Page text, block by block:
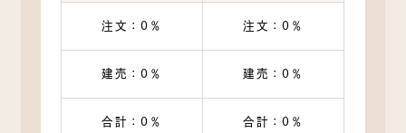
注文：0％ 注文：0％
建売：0％ 建売：0％
合計：0％ 合計：0％